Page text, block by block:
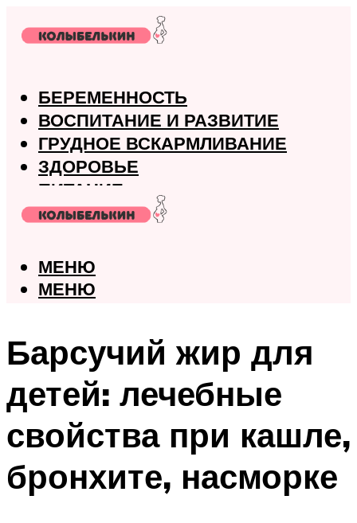
БЕРЕМЕННОСТЬ
ВОСПИТАНИЕ И РАЗВИТИЕ
ГРУДНОЕ ВСКАРМЛИВАНИЕ
ЗДОРОВЬЕ
ПИТАНИЕ
РОДЫ
МЕНЮ
МЕНЮ
Барсучий жир для
детей: лечебные
свойства при кашле,
бронхите, насморке